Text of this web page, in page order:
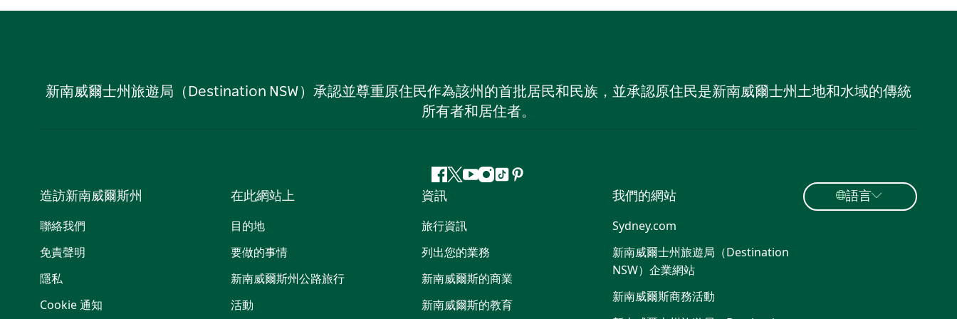
新南威爾士州旅遊局（Destination NSW）承認並尊重原住民作為該州的首批居民和民族，並承認原住民是新南威爾士州土地和水域的傳統
所有者和居住者。
Facebook
嘰
喳
喳
Youtube
Instagram
抖 Pinterest
造訪新南威爾斯州
聯絡我們
免責聲明
隱私
Cookie 通知
在此網站上
目的地
要做的事情
新南威爾斯州公路旅行
活動
資訊
旅行資訊
列出您的業務
新南威爾斯的商業
新南威爾斯的教育
我們的網站
Sydney.com
新南威爾士州旅遊局（Destination
NSW）企業網站​
新南威爾斯商務活動
語言